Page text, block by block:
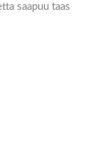
saapuu taas